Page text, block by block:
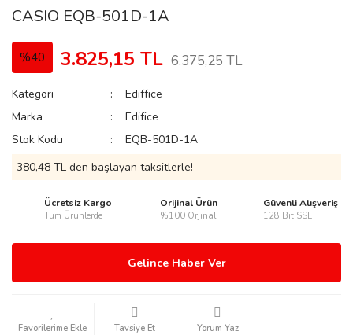
CASIO EQB-501D-1A
%40 3.825,15 TL 6.375,25 TL
Kategori
Ediffice
Marka
Edifice
Stok Kodu
EQB-501D-1A
380,48 TL den başlayan taksitlerle!
Ücretsiz Kargo
Tüm Ürünlerde
Orijinal Ürün
%100 Orjinal
Güvenli Alışveriş
128 Bit SSL
Gelince Haber Ver
Tavsiye Et Yorum Yaz